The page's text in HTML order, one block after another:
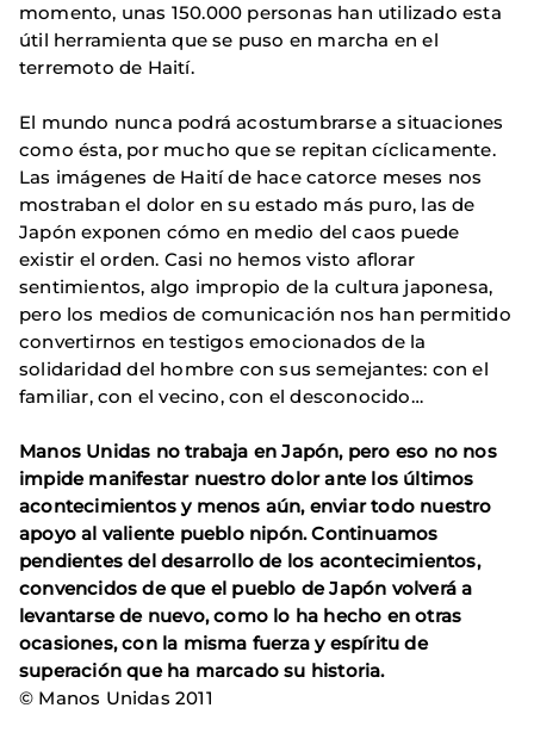
momento, unas 150.000 personas han utilizado esta
útil herramienta que se puso en marcha en el
terremoto de Haití.
El mundo nunca podrá acostumbrarse a situaciones
como ésta, por mucho que se repitan cíclicamente.
Las imágenes de Haití de hace catorce meses nos
mostraban el dolor en su estado más puro, las de
Japón exponen cómo en medio del caos puede
existir el orden. Casi no hemos visto aflorar
sentimientos, algo impropio de la cultura japonesa,
pero los medios de comunicación nos han permitido
convertirnos en testigos emocionados de la
solidaridad del hombre con sus semejantes: con el
familiar, con el vecino, con el desconocido…
Manos Unidas no trabaja en Japón, pero eso no nos
impide manifestar nuestro dolor ante los últimos
acontecimientos y menos aún, enviar todo nuestro
apoyo al valiente pueblo nipón. Continuamos
pendientes del desarrollo de los acontecimientos,
convencidos de que el pueblo de Japón volverá a
levantarse de nuevo, como lo ha hecho en otras
ocasiones, con la misma fuerza y espíritu de
superación que ha marcado su historia.
© Manos Unidas 2011